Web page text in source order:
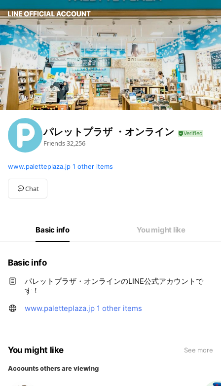
パレットプラザ ・オンライン
Friends32,256
www.paletteplaza.jp 1 other items
Chat
Basic info You might like
Basic info
パレットプラザ・オンラインのLINE公式アカウントで
す！
www.paletteplaza.jp 1 other items
You might like See more
Accounts others are viewing